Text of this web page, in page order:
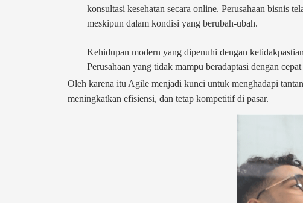
konsultasi kesehatan secara online. Perusahaan bisnis
meskipun dalam kondisi yang berubah-ubah.
Kehidupan modern yang dipenuhi dengan
Perusahaan yang tidak mampu beradaptasi dengan
Oleh karena itu Agile menjadi kunci untuk menghadapi
meningkatkan efisiensi, dan tetap kompetitif di pasar.